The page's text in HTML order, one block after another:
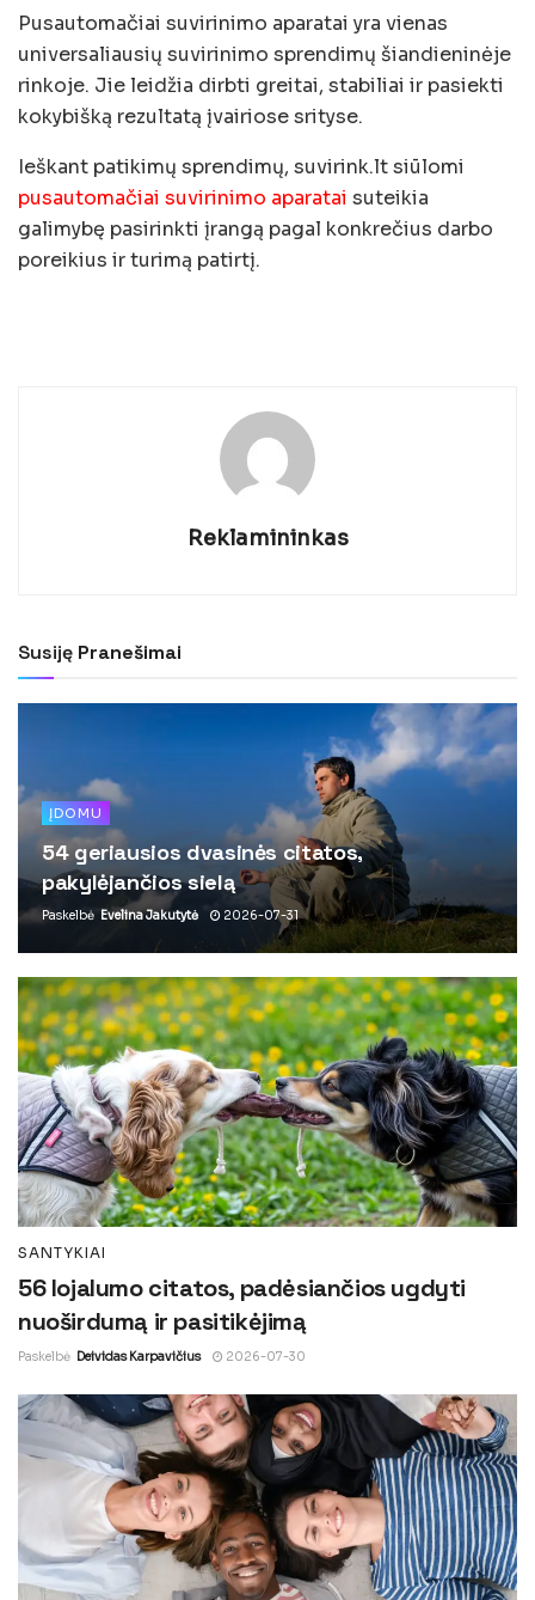
Pusautomačiai suvirinimo aparatai yra vienas
universaliausių suvirinimo sprendimų šiandieninėje
rinkoje. Jie leidžia dirbti greitai, stabiliai ir pasiekti
kokybišką rezultatą įvairiose srityse.
Ieškant patikimų sprendimų, suvirink.lt siūlomi
pusautomačiai suvirinimo aparatai suteikia
galimybę pasirinkti įrangą pagal konkrečius darbo
poreikius ir turimą patirtį.
Reklamininkas
Susiję Pranešimai
ĮDOMU
54 geriausios dvasinės citatos,
pakylėjančios sielą
Paskelbė Evelina Jakutytė 2026-07-31
SANTYKIAI
56 lojalumo citatos, padėsiančios ugdyti
nuoširdumą ir pasitikėjimą
Paskelbė Deividas Karpavičius 2026-07-30